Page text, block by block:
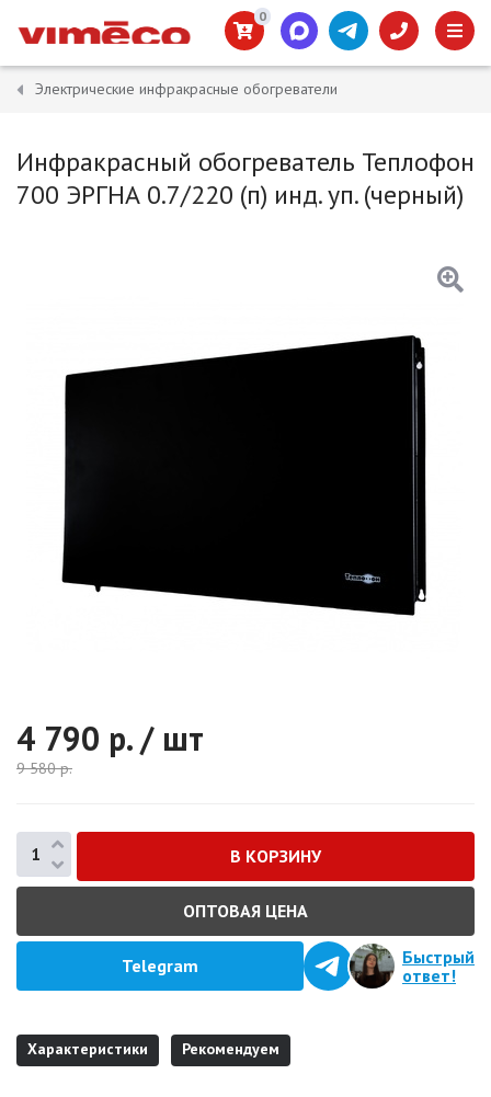
0
Электрические инфракрасные обогреватели
Инфракрасный обогреватель Теплофон
700 ЭРГНА 0.7/220 (п) инд. уп. (черный)
4 790 р. / шт
9 580р.
ОПТОВАЯ ЦЕНА
Telegram
Быстрый
ответ!
Характеристики Рекомендуем